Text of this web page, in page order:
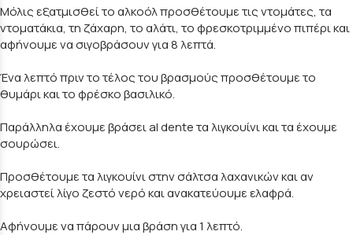
Μόλις εξατμισθεί το αλκοόλ προσθέτουμε τις ντομάτες, τα
ντοματάκια, τη ζάχαρη, το αλάτι, το φρεσκοτριμμένο πιπέρι και
αφήνουμε να σιγοβράσουν για 8 λεπτά.
Ένα λεπτό πριν το τέλος του βρασμούς προσθέτουμε το
θυμάρι και το φρέσκο βασιλικό.
Παράλληλα έχουμε βράσει al dente τα λιγκουίνι και τα έχουμε
σουρώσει.
Προσθέτουμε τα λιγκουίνι στην σάλτσα λαχανικών και αν
χρειαστεί λίγο ζεστό νερό και ανακατεύουμε ελαφρά.
Αφήνουμε να πάρουν μια βράση για 1 λεπτό.